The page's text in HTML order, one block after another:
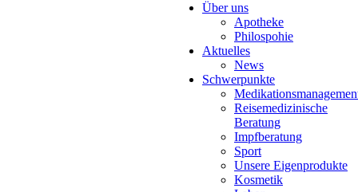
Über uns
Apotheke
Philospohie
Aktuelles
News
Schwerpunkte
Reisemedizinische
Beratung
Impfberatung
Sport
Unsere Eigenprodukte
Kosmetik